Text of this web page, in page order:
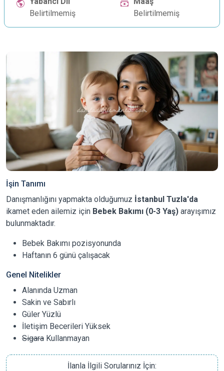
Belirtilmemiş
Belirtilmemiş
İşin Tanımı
Danışmanlığını yapmakta olduğumuz İstanbul Tuzla'da
ikamet eden ailemiz için Bebek Bakımı (0-3 Yaş) arayışımız
bulunmaktadır.
Bebek Bakımı pozisyonunda
Haftanın 6 günü çalışacak
Genel Nitelikler
Alanında Uzman
Sakin ve Sabırlı
Güler Yüzlü
İletişim Becerileri Yüksek
Sigara Kullanmayan
İlanla İlgili Sorularınız İçin: